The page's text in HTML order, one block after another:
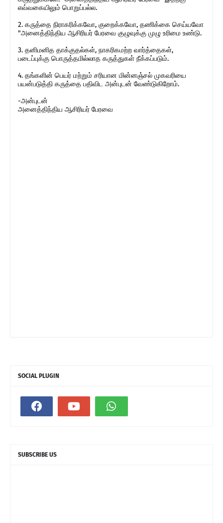
எவ்வகையிலும் பொறுப்பல்ல.
2. கருத்தை நிராகரிக்கவோ, குறைக்கவோ, தணிக்கை செய்யவோ
"அனைத்திந்திய ஆசிரியர் பேரவை குழுவுக்கு முழு உரிமை உண்டு.
3. தனிமனித தாக்குதல்கள், நாகரிகமற்ற வார்த்தைகள்,
படைப்புக்கு பொருத்தமில்லாத கருத்துகள் நீக்கப்படும்.
4. தங்களின் பெயர் மற்றும் சரியான மின்னஞ்சல் முகவரியை
பயன்படுத்தி கருத்தை பதிவிட அன்புடன் வேண்டுகிறோம்.
-அன்புடன்
அனைத்திந்திய ஆசிரியர் பேரவை
SOCIAL PLUGIN
SUBSCRIBE US